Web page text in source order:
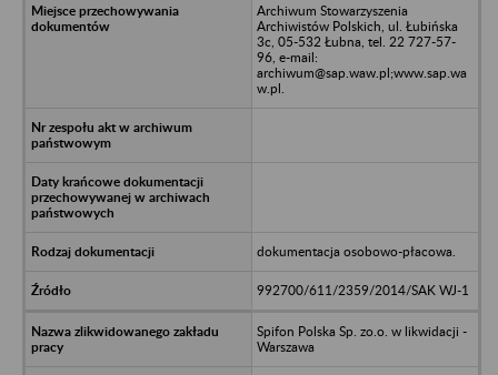
Archiwum Stowarzyszenia
Archiwistów Polskich, ul. Łubińska
3c, 05-532 Łubna, tel. 22 727-57-
96, e-mail:
archiwum@sap.waw.pl;www.sap.wa
w.pl.
dokumentacja osobowo-płacowa.
992700/611/2359/2014/SAK WJ-1
Spifon Polska Sp. zo.o. w likwidacji -
Warszawa